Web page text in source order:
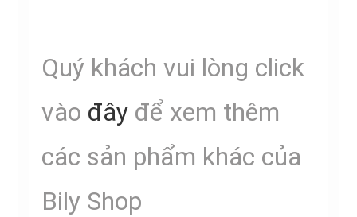
Quý khách vui lòng click
vào đâyđể xem thêm
các sản phẩm khác của
Bily Shop